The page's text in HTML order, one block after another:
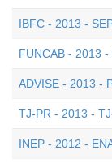
IBFC - 2013 -
FUNCAB - 2013
ADVISE - 2013 -
TJ-PR - 2013 -
INEP - 2012 -